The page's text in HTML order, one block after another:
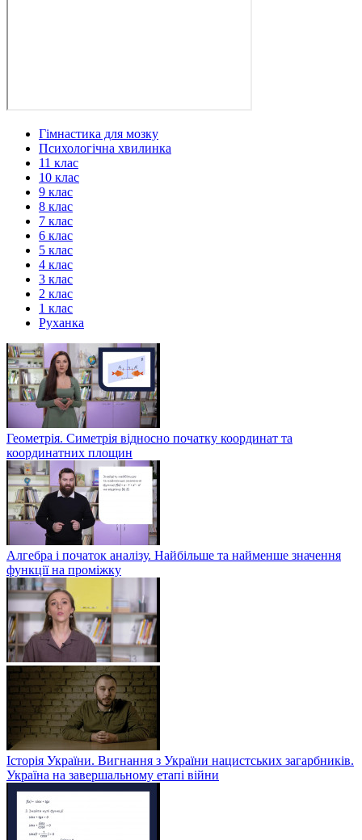
Гімнастика для мозку
Психологічна хвилинка
11 клас
10 клас
9 клас
8 клас
7 клас
6 клас
5 клас
4 клас
3 клас
2 клас
1 клас
Руханка
Геометрія. Симетрія відносно початку координат та
координатних площин
Алгебра і початок аналізу. Найбільше та найменше значення
функції на проміжку
Історія України. Вигнання з України нацистських загарбників.
Україна на завершальному етапі війни